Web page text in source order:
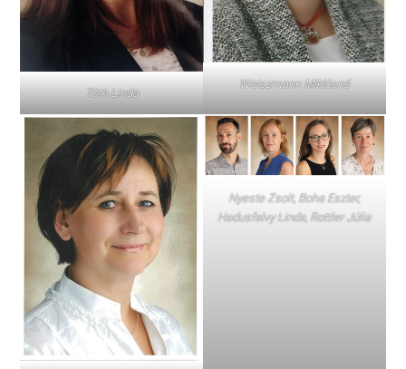
Tóth Linda
Weiszmann Miklósné
Nyeste Zsolt, Boha Eszter,
Hadusfalvy Linda, Rottler Júlia